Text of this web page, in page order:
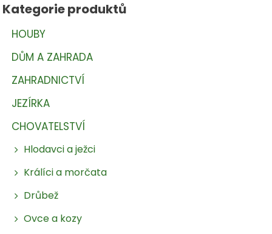
Kategorie produktů
HOUBY
DŮM A ZAHRADA
ZAHRADNICTVÍ
JEZÍRKA
CHOVATELSTVÍ
Hlodavci a ježci
Králíci a morčata
Drůbež
Ovce a kozy